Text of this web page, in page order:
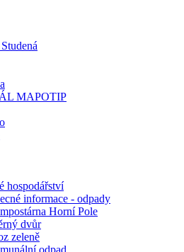
MAPOTIP
hospodářství
informace - odpady
Horní Pole
dvůr
zeleně
odpad